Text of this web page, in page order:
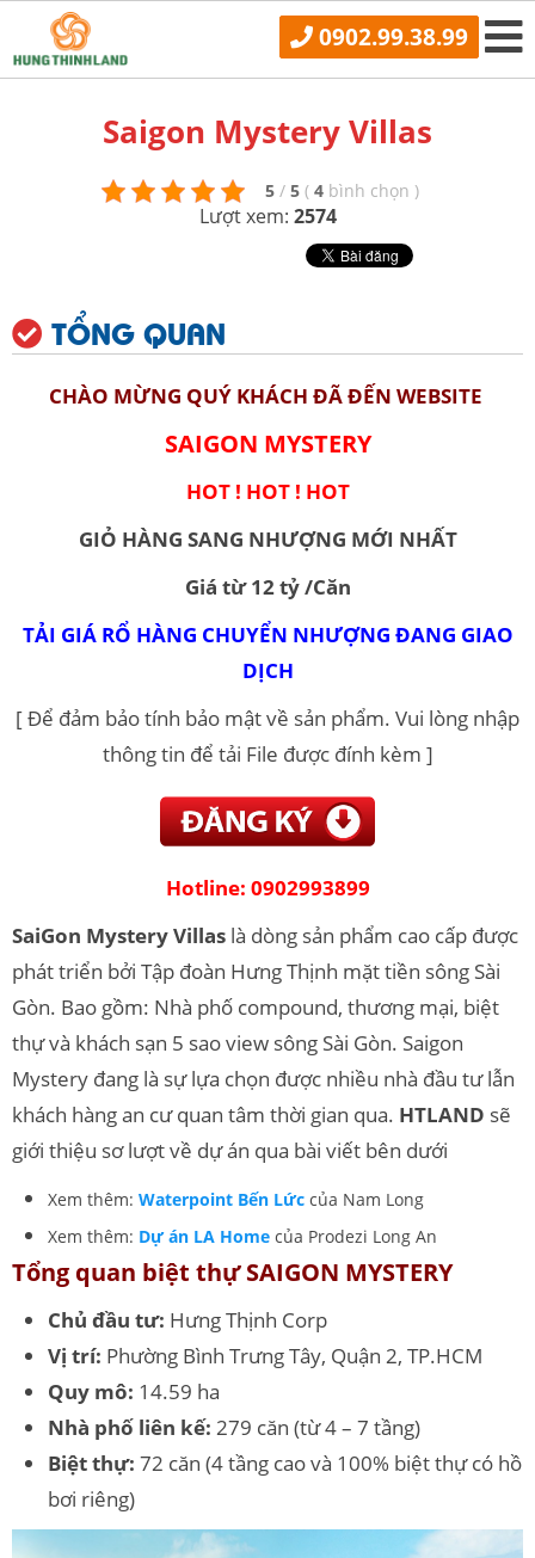
0902.99.38.99
Saigon Mystery Villas
5 / 5 ( 4 bình chọn )
Lượt xem: 2574
TỔNG QUAN
CHÀO MỪNG QUÝ KHÁCH ĐÃ ĐẾN WEBSITE
SAIGON MYSTERY
HOT ! HOT ! HOT
GIỎ HÀNG SANG NHƯỢNG MỚI NHẤT
Giá từ 12 tỷ /Căn
TẢI GIÁ RỔ HÀNG CHUYỂN NHƯỢNG ĐANG GIAO
DỊCH
[ Để đảm bảo tính bảo mật về sản phẩm. Vui lòng nhập
thông tin để tải File được đính kèm ]
Hotline: 0902993899
SaiGon Mystery Villas là dòng sản phẩm cao cấp được
phát triển bởi Tập đoàn Hưng Thịnh mặt tiền sông Sài
Gòn. Bao gồm: Nhà phố compound, thương mại, biệt
thự và khách sạn 5 sao view sông Sài Gòn. Saigon
Mystery đang là sự lựa chọn được nhiều nhà đầu tư lẫn
khách hàng an cư quan tâm thời gian qua. HTLAND sẽ
giới thiệu sơ lượt về dự án qua bài viết bên dưới
Xem thêm: Waterpoint Bến Lức của Nam Long
Xem thêm: Dự án LA Home của Prodezi Long An
Tổng quan biệt thự SAIGON MYSTERY
Chủ đầu tư: Hưng Thịnh Corp
Vị trí: Phường Bình Trưng Tây, Quận 2, TP.HCM
Quy mô: 14.59 ha
Nhà phố liên kế: 279 căn (từ 4 – 7 tầng)
Biệt thự: 72 căn (4 tầng cao và 100% biệt thự có hồ
bơi riêng)